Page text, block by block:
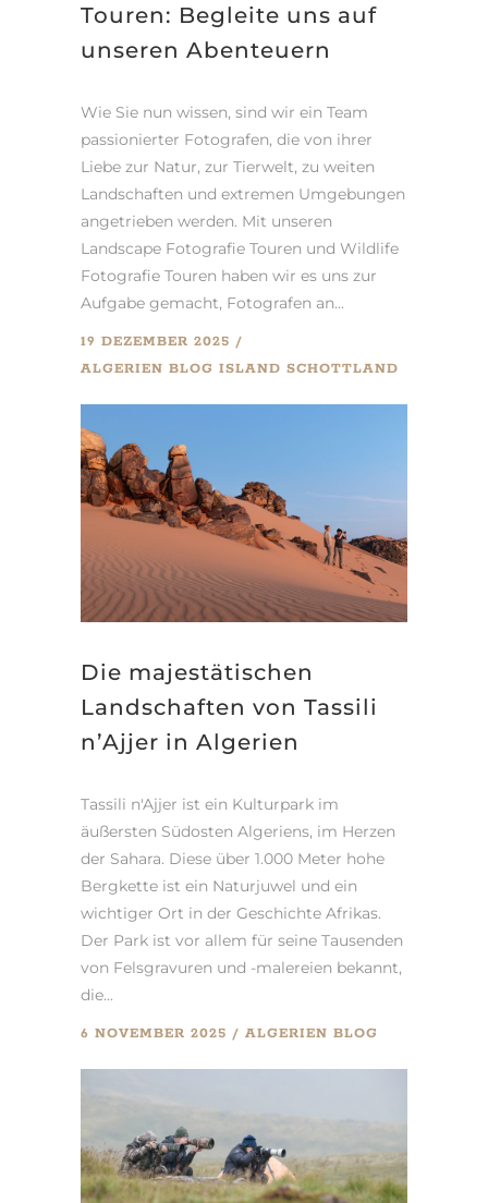
Touren: Begleite uns auf
unseren Abenteuern
Wie Sie nun wissen, sind wir ein Team
passionierter Fotografen, die von ihrer
Liebe zur Natur, zur Tierwelt, zu weiten
Landschaften und extremen Umgebungen
angetrieben werden. Mit unseren
Landscape Fotografie Touren und Wildlife
Fotografie Touren haben wir es uns zur
Aufgabe gemacht, Fotografen an...
19 DEZEMBER 2025
ALGERIEN BLOG ISLAND SCHOTTLAND
Die majestätischen
Landschaften von Tassili
n’Ajjer in Algerien
Tassili n'Ajjer ist ein Kulturpark im
äußersten Südosten Algeriens, im Herzen
der Sahara. Diese über 1.000 Meter hohe
Bergkette ist ein Naturjuwel und ein
wichtiger Ort in der Geschichte Afrikas.
Der Park ist vor allem für seine Tausenden
von Felsgravuren und -malereien bekannt,
die...
6 NOVEMBER 2025 ALGERIEN BLOG